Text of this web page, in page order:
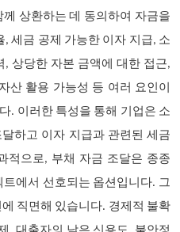
상환하는 데 동의하여 자금을
세금 공제 가능한 이자 지급, 소
상당한 자본 금액에 대한 접근,
산 활용 가능성 등 여러 요인이
. 이러한 특성을 통해 기업은 소
하고 이자 지급과 관련된 세금
적으로, 부채 자금 조달은 종종
에서 선호되는 옵션입니다. 그
직면해 있습니다. 경제적 불확